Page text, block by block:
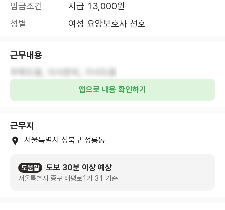
임금조건
시급 13,000원
성별
여성 요양보호사 선호
근무내용
앱으로 내용 확인하기
근무지
서울특별시 성북구 정릉동
도움말 도보 30분 이상 예상
서울특별시 중구 태평로1가 31 기준